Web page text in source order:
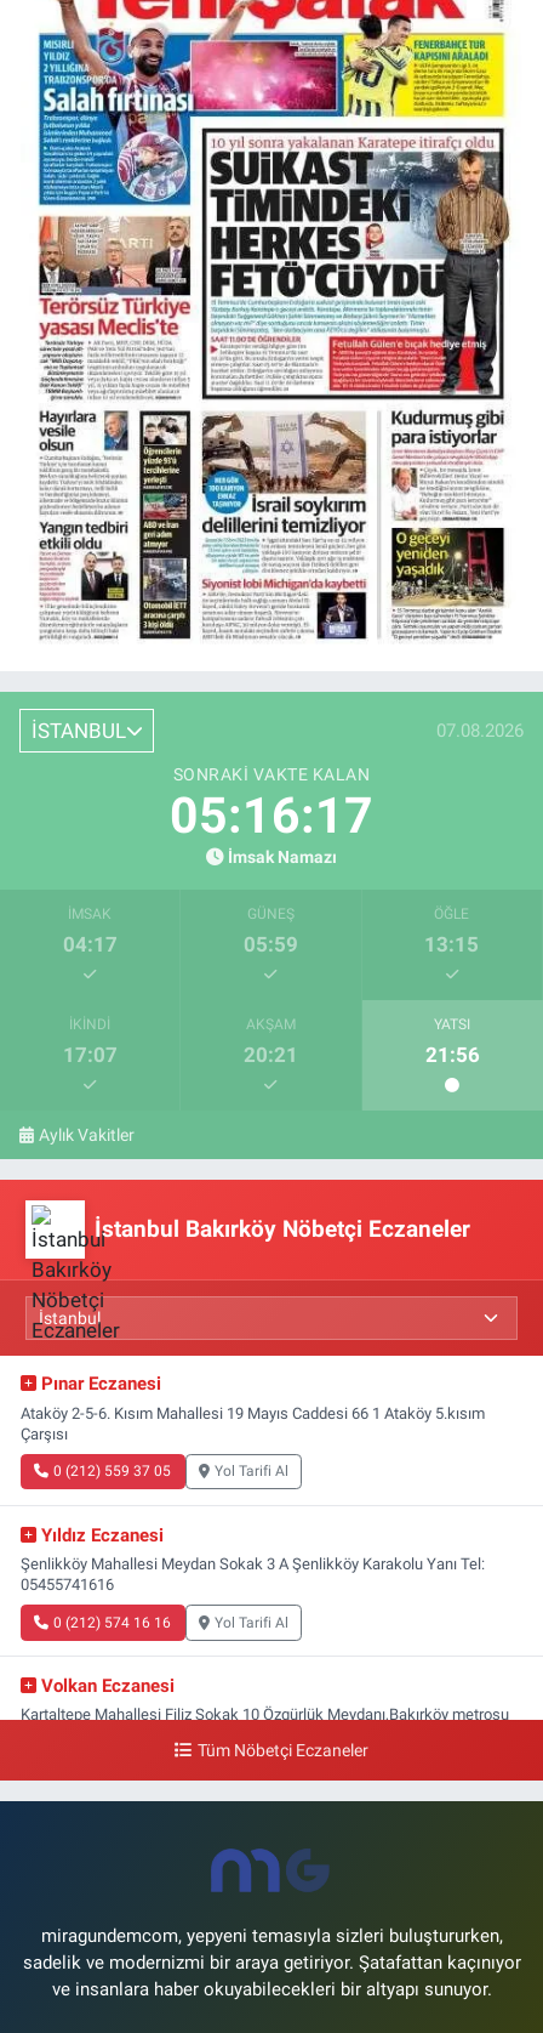
İSTANBUL 07.08.2026
SONRAKI VAKTE KALAN
05:16:17
İmsak Namazı
İMSAK
04:17
GÜNEŞ
05:59
ÖĞLE
13:15
İKINDI
17:07
AKŞAM
20:21
YATSI
21:56
Aylık Vakitler
İstanbul Bakırköy Nöbetçi Eczaneler
Pınar Eczanesi
Ataköy 2-5-6. Kısım Mahallesi 19 Mayıs Caddesi 66 1 Ataköy 5.kısım
Çarşısı
0 (212) 559 37 05 Yol Tarifi Al
Yıldız Eczanesi
Şenlikköy Mahallesi Meydan Sokak 3 A Şenlikköy Karakolu Yanı Tel:
05455741616
0 (212) 574 16 16 Yol Tarifi Al
Volkan Eczanesi
Kartaltepe Mahallesi Filiz Sokak 10 Özgürlük Meydanı,Bakırköy metrosu
Yeşilköy Mahallesi Doğruyol Sokak 7 A Dürümcü Baba'nın Bir Alt
0 (212) 663 11 97
Tüm Nöbetçi Eczaneler
miragundemcom, yepyeni temasıyla sizleri buluştururken,
sadelik ve modernizmi bir araya getiriyor. Şatafattan kaçınıyor
ve insanlara haber okuyabilecekleri bir altyapı sunuyor.